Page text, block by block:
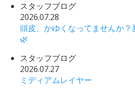
スタッフブログ
2026.07.28
頭皮、かゆくなってませんか
🌿
スタッフブログ
2026.07.27
ミディアムレイヤー